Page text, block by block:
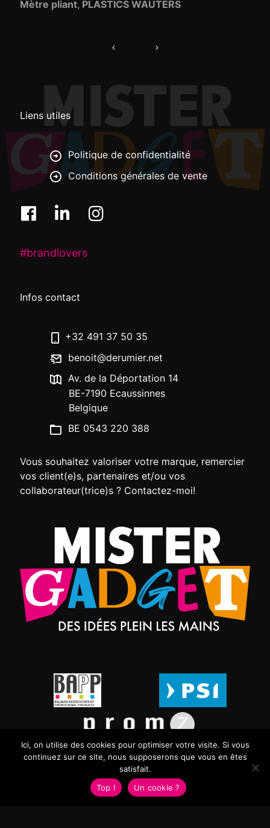
Mètre pliant, PLASTICS WAUTERS
l’article
Liens utiles
Politique de confidentialité
Conditions générales de vente
#brandlovers
Infos contact
+32 491 37 50 35
benoit@derumier.net
Av. de la Déportation 14
BE-7190 Ecaussinnes
Belgique
BE 0543 220 388
Vous souhaitez valoriser votre marque, remercier
vos client(e)s, partenaires et/ou vos
collaborateur(trice)s ? Contactez-moi!
Ici, on utilise des cookies pour optimiser votre visite. Si vous
continuez sur ce site, nous supposerons que vous en êtes
satisfait.
Top !
Un cookie ?